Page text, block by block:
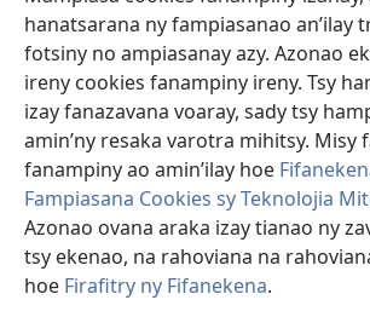
hanatsarana ny fampiasanao an’ilay
fotsiny no ampiasanay azy. Azonao
ireny cookies fanampiny ireny. Tsy
izay fanazavana voaray, sady tsy
amin’ny resaka varotra mihitsy. Misy
fanampiny ao amin’ilay hoe
Fampiasana Cookies sy Teknolojia
Azonao ovana araka izay tianao ny
tsy ekenao, na rahoviana na
hoe Firafitry ny Fifanekena.
JW Hub
(manokatra
rohy)
JW Library
Watchtower Library ®
Copyright© 2026 Watch Tower Bible and Tract
FIFANEKENA| FIFANEKENA MOMBA NY
NY FIFANEKENA